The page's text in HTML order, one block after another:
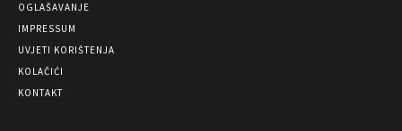
OGLAŠAVANJE
IMPRESSUM
UVJETI KORIŠTENJA
KOLAČIĆI
KONTAKT